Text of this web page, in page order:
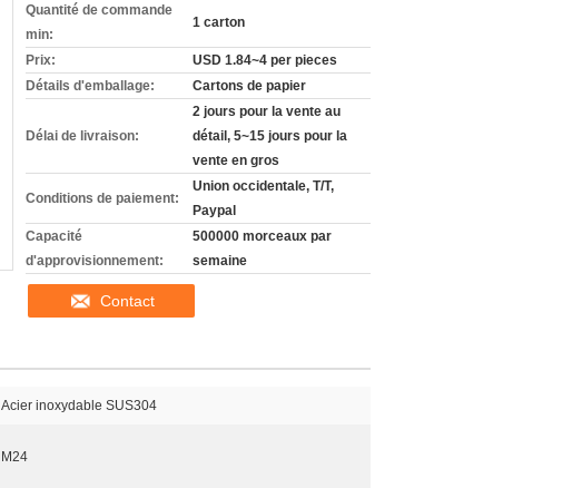
Quantité de commande
min:
1 carton
Prix:
USD 1.84~4 per pieces
Détails d'emballage:
Cartons de papier
Délai de livraison:
2 jours pour la vente au
détail, 5~15 jours pour la
vente en gros
Conditions de paiement:
Union occidentale, T/T,
Paypal
Capacité
d'approvisionnement:
500000 morceaux par
semaine
Contact
Acier inoxydable SUS304
M24